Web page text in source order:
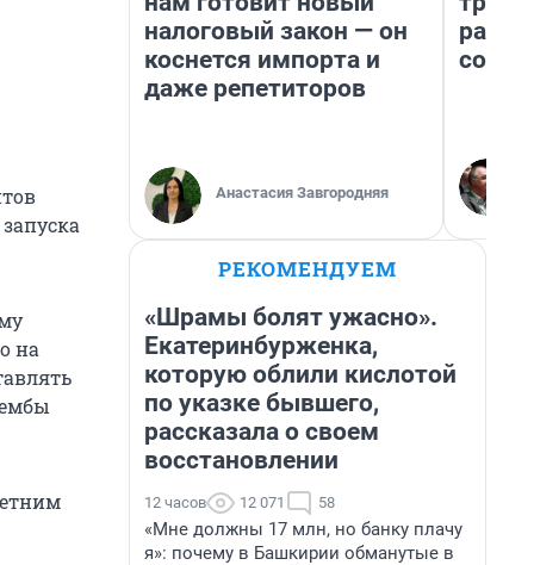
на
налоговый закон — он
коснется импорта и
даже репетиторов
Анастасия Завгородняя
РЕКОМЕНДУЕМ
«Шрамы болят ужасно».
Екатеринбурженка,
которую облили кислотой
по указке бывшего,
рассказала о своем
восстановлении
12 часов 12 071 58
«Мне должны 17 млн, но банку плачу
я»: почему в Башкирии обманутые в